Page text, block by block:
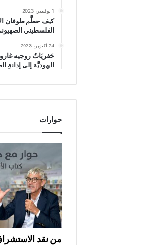
1 نوفمبر، 2023
كيف حطَّم طوفان
الفلسطيني
24 أكتوبر، 2023
حَفريَاتُ روجيه
اليهوديَّة إلى إدانةِ
حوارات
من نقد